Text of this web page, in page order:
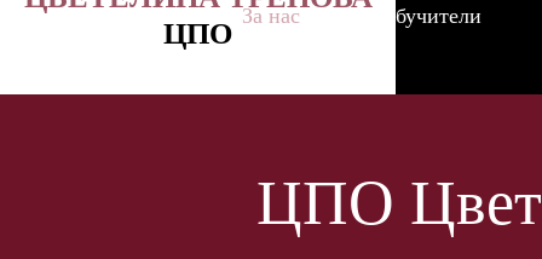
ЦПО
За нас Обучители
ЦПО